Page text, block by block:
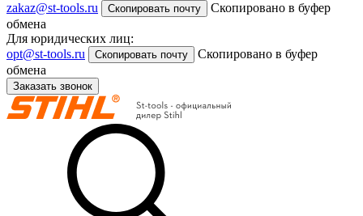
zakaz@st-tools.ru
Скопировать почту
Скопировано в буфер
обмена
Для юридических лиц:
opt@st-tools.ru
Скопировать почту
Скопировано в буфер
обмена
Заказать звонок